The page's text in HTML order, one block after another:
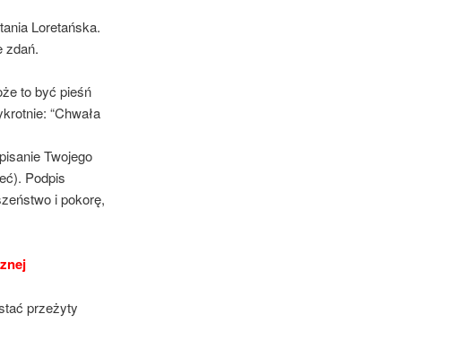
Loretańska.
zdań.
to być pieśń
“Chwała
Twojego
Podpis
i pokorę,
przeżyty